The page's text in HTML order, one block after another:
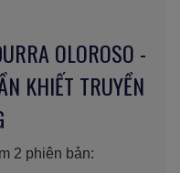
OLOROSO -
KHIẾT TRUYỀN
2 phiên bản: